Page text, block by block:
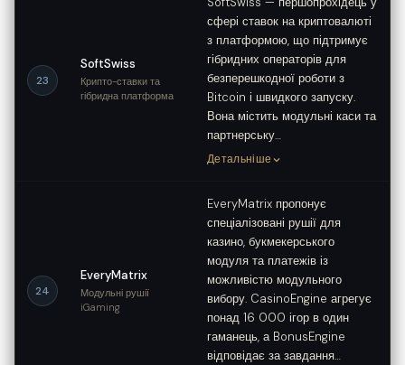
23
SoftSwiss
Крипто-ставки та
гібридна платформа
сфері ставок на криптовалюті
з платформою, що підтримує
гібридних операторів для
безперешкодної роботи з
Bitcoin і швидкого запуску.
Вона містить модульні каси та
партнерську…
Детальніше
24
EveryMatrix
Модульні рушії
iGaming
EveryMatrix пропонує
спеціалізовані рушії для
казино, букмекерського
модуля та платежів із
можливістю модульного
вибору. CasinoEngine агрегує
понад 16 000 ігор в один
гаманець, а BonusEngine
відповідає за завдання…